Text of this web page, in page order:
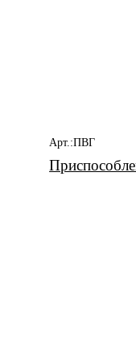
Арт.:ПВГ